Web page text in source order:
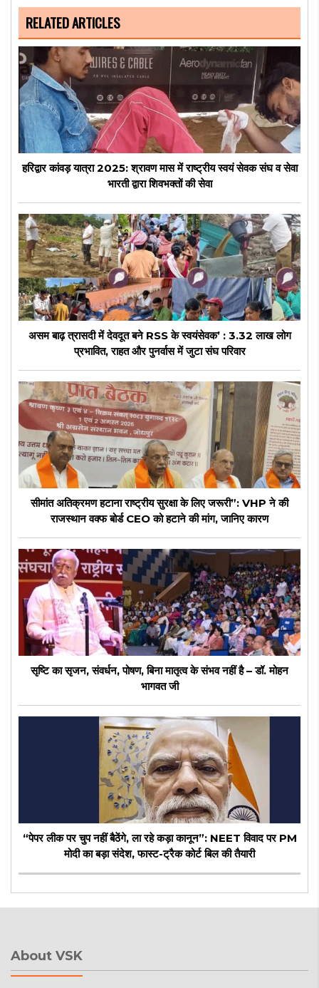
RELATED ARTICLES
हरिद्वार कांवड़ यात्रा 2025: श्रावण मास में राष्ट्रीय स्वयं सेवक संघ व सेवा
भारती द्वारा शिवभक्तों की सेवा
असम बाढ़ त्रासदी में देवदूत बने RSS के स्वयंसेवक’ : 3.32 लाख लोग
प्रभावित, राहत और पुनर्वास में जुटा संघ परिवार
सीमांत अतिक्रमण हटाना राष्ट्रीय सुरक्षा के लिए जरूरी”: VHP ने की
राजस्थान वक्फ बोर्ड CEO को हटाने की मांग, जानिए कारण
सृष्टि का सृजन, संवर्धन, पोषण, बिना मातृत्व के संभव नहीं है – डॉ. मोहन
भागवत जी
“पेपर लीक पर चुप नहीं बैठेंगे, ला रहे कड़ा कानून”: NEET विवाद पर PM
मोदी का बड़ा संदेश, फास्ट-ट्रैक कोर्ट बिल की तैयारी
About VSK